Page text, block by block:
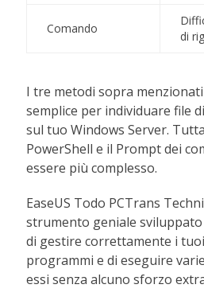
Comando
di
​​​​​I tre metodi sopra
semplice per individuare file
sul tuo Windows Server.
PowerShell e il Prompt dei
essere più complesso.
EaseUS Todo PCTrans
strumento geniale sviluppato
di gestire correttamente i
programmi e di eseguire
essi senza alcuno sforzo